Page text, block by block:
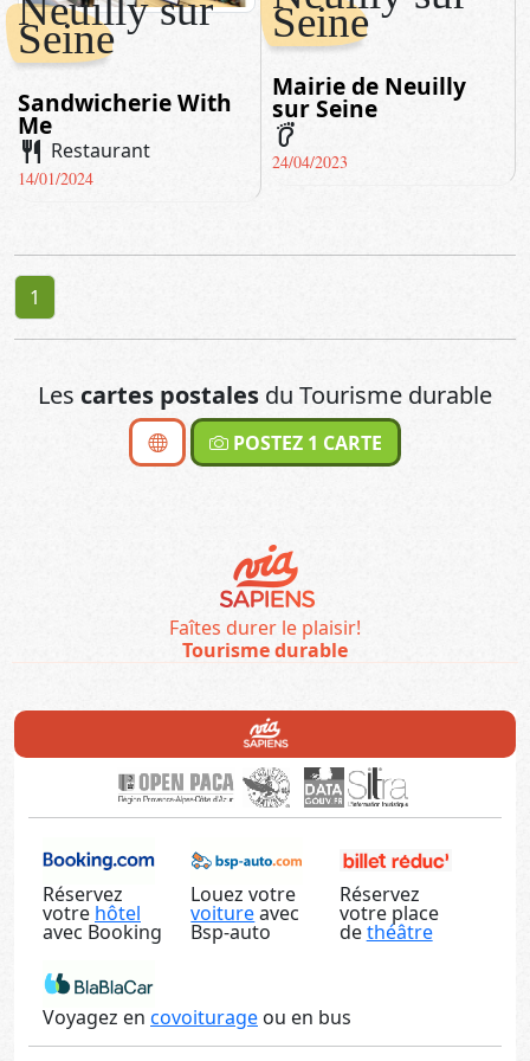
Neuilly sur
Seine
Sandwicherie With
Me
restaurant Restaurant
14/01/2024
Seine
Mairie de Neuilly
sur Seine
barefoot
24/04/2023
1
Les cartes postales du Tourisme durable
POSTEZ 1 CARTE
Faîtes durer le plaisir!
Tourisme durable
Réservez
votre hôtel
avec Booking
Louez votre
voitureavec
Bsp-auto
Réservez
votre place
dethéâtre
Voyagez en covoiturage ou en bus